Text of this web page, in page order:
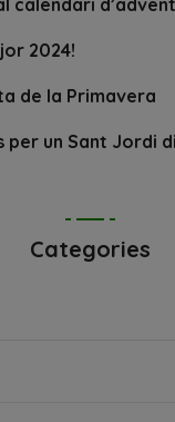
2024!
de la Primavera
per un Sant Jordi
Categories